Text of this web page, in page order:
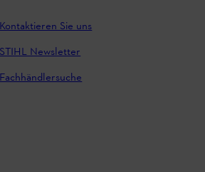
Kontaktieren Sie uns
STIHL Newsletter
Fachhändlersuche